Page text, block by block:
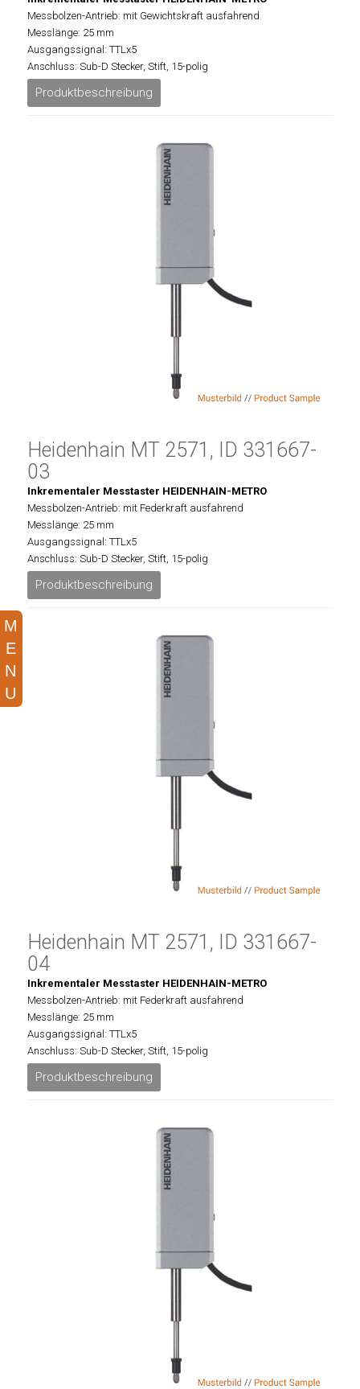
Messbolzen-Antrieb: mit Gewichtskraft ausfahrend
Messlänge: 25 mm
Ausgangssignal: TTLx5
Anschluss: Sub-D Stecker, Stift, 15-polig
Produktbeschreibung
Heidenhain MT 2571, ID 331667-
03
Inkrementaler Messtaster HEIDENHAIN-METRO
Messbolzen-Antrieb: mit Federkraft ausfahrend
Messlänge: 25 mm
Ausgangssignal: TTLx5
Anschluss: Sub-D Stecker, Stift, 15-polig
Produktbeschreibung
Heidenhain MT 2571, ID 331667-
04
Inkrementaler Messtaster HEIDENHAIN-METRO
Messbolzen-Antrieb: mit Federkraft ausfahrend
Messlänge: 25 mm
Ausgangssignal: TTLx5
Anschluss: Sub-D Stecker, Stift, 15-polig
Produktbeschreibung